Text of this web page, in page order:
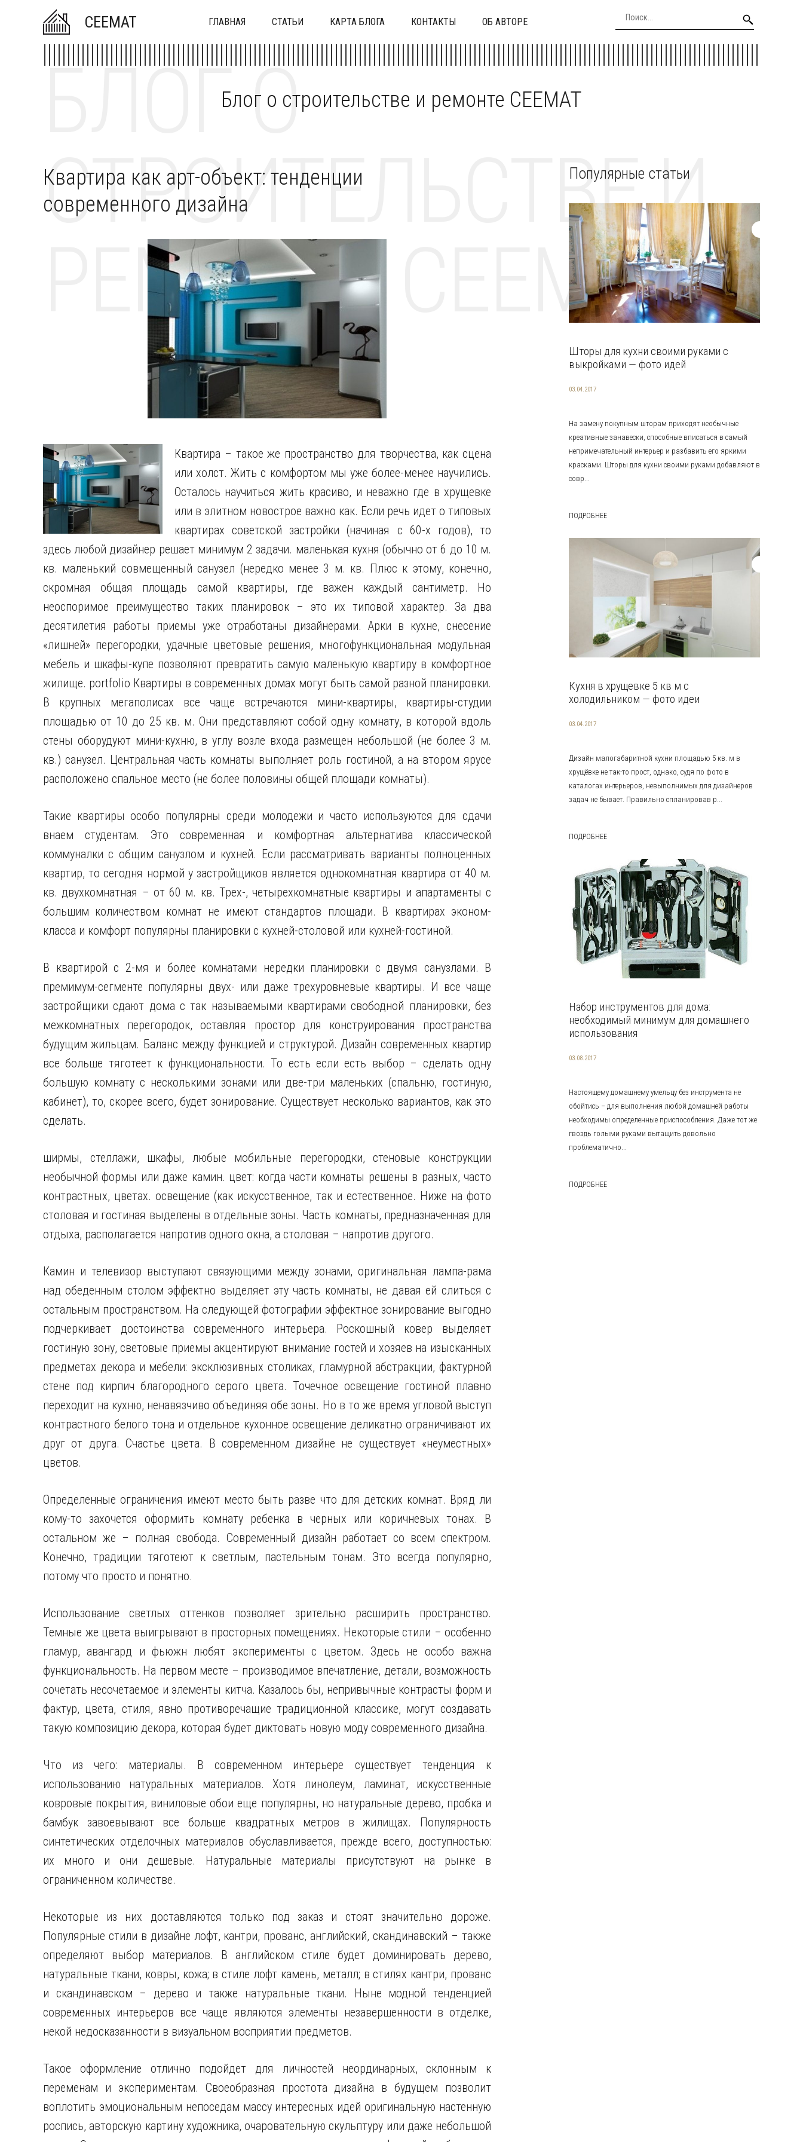
CEEMAT ГЛАВНАЯ СТАТЬИ КАРТА БЛОГА КОНТАКТЫ ОБ АВТОРЕ
Блог о строительстве и ремонте CEEMAT
БЛОГ О
СТРОИТЕЛЬСТВЕ И
РЕМОНТЕ CEEMAT
Квартира как арт-объект: тенденции
современного дизайна
Квартира – такое же пространство для творчества, как сцена
или холст. Жить с комфортом мы уже более-менее научились.
Осталось научиться жить красиво, и неважно где в хрущевке
или в элитном новострое важно как. Если речь идет о типовых
квартирах советской застройки (начиная с 60-х годов), то
здесь любой дизайнер решает минимум 2 задачи. маленькая кухня (обычно от 6 до 10 м.
кв. маленький совмещенный санузел (нередко менее 3 м. кв. Плюс к этому, конечно,
скромная общая площадь самой квартиры, где важен каждый сантиметр. Но
неоспоримое преимущество таких планировок – это их типовой характер. За два
десятилетия работы приемы уже отработаны дизайнерами. Арки в кухне, снесение
«лишней» перегородки, удачные цветовые решения, многофункциональная модульная
мебель и шкафы-купе позволяют превратить самую маленькую квартиру в комфортное
жилище. portfolio Квартиры в современных домах могут быть самой разной планировки.
В крупных мегаполисах все чаще встречаются мини-квартиры, квартиры-студии
площадью от 10 до 25 кв. м. Они представляют собой одну комнату, в которой вдоль
стены оборудуют мини-кухню, в углу возле входа размещен небольшой (не более 3 м.
кв.) санузел. Центральная часть комнаты выполняет роль гостиной, а на втором ярусе
расположено спальное место (не более половины общей площади комнаты).
Такие квартиры особо популярны среди молодежи и часто используются для сдачи
внаем студентам. Это современная и комфортная альтернатива классической
коммуналки с общим санузлом и кухней. Если рассматривать варианты полноценных
квартир, то сегодня нормой у застройщиков является однокомнатная квартира от 40 м.
кв. двухкомнатная – от 60 м. кв. Трех-, четырехкомнатные квартиры и апартаменты с
большим количеством комнат не имеют стандартов площади. В квартирах эконом-
класса и комфорт популярны планировки с кухней-столовой или кухней-гостиной.
В квартирой с 2-мя и более комнатами нередки планировки с двумя санузлами. В
премимум-сегменте популярны двух- или даже трехуровневые квартиры. И все чаще
застройщики сдают дома с так называемыми квартирами свободной планировки, без
межкомнатных перегородок, оставляя простор для конструирования пространства
будущим жильцам. Баланс между функцией и структурой. Дизайн современных квартир
все больше тяготеет к функциональности. То есть если есть выбор – сделать одну
большую комнату с несколькими зонами или две-три маленьких (спальню, гостиную,
кабинет), то, скорее всего, будет зонирование. Существует несколько вариантов, как это
сделать.
ширмы, стеллажи, шкафы, любые мобильные перегородки, стеновые конструкции
необычной формы или даже камин. цвет: когда части комнаты решены в разных, часто
контрастных, цветах. освещение (как искусственное, так и естественное. Ниже на фото
столовая и гостиная выделены в отдельные зоны. Часть комнаты, предназначенная для
отдыха, располагается напротив одного окна, а столовая – напротив другого.
Камин и телевизор выступают связующими между зонами, оригинальная лампа-рама
над обеденным столом эффектно выделяет эту часть комнаты, не давая ей слиться с
остальным пространством. На следующей фотографии эффектное зонирование выгодно
подчеркивает достоинства современного интерьера. Роскошный ковер выделяет
гостиную зону, световые приемы акцентируют внимание гостей и хозяев на изысканных
предметах декора и мебели: эксклюзивных столиках, гламурной абстракции, фактурной
стене под кирпич благородного серого цвета. Точечное освещение гостиной плавно
переходит на кухню, ненавязчиво объединяя обе зоны. Но в то же время угловой выступ
контрастного белого тона и отдельное кухонное освещение деликатно ограничивают их
друг от друга. Счастье цвета. В современном дизайне не существует «неуместных»
цветов.
Определенные ограничения имеют место быть разве что для детских комнат. Вряд ли
кому-то захочется оформить комнату ребенка в черных или коричневых тонах. В
остальном же – полная свобода. Современный дизайн работает со всем спектром.
Конечно, традиции тяготеют к светлым, пастельным тонам. Это всегда популярно,
потому что просто и понятно.
Использование светлых оттенков позволяет зрительно расширить пространство.
Темные же цвета выигрывают в просторных помещениях. Некоторые стили – особенно
гламур, авангард и фьюжн любят эксперименты с цветом. Здесь не особо важна
функциональность. На первом месте – производимое впечатление, детали, возможность
сочетать несочетаемое и элементы китча. Казалось бы, непривычные контрасты форм и
фактур, цвета, стиля, явно противоречащие традиционной классике, могут создавать
такую композицию декора, которая будет диктовать новую моду современного дизайна.
Что из чего: материалы. В современном интерьере существует тенденция к
использованию натуральных материалов. Хотя линолеум, ламинат, искусственные
ковровые покрытия, виниловые обои еще популярны, но натуральные дерево, пробка и
бамбук завоевывают все больше квадратных метров в жилищах. Популярность
синтетических отделочных материалов обуславливается, прежде всего, доступностью:
их много и они дешевые. Натуральные материалы присутствуют на рынке в
ограниченном количестве.
Некоторые из них доставляются только под заказ и стоят значительно дороже.
Популярные стили в дизайне лофт, кантри, прованс, английский, скандинавский – также
определяют выбор материалов. В английском стиле будет доминировать дерево,
натуральные ткани, ковры, кожа; в стиле лофт камень, металл; в стилях кантри, прованс
и скандинавском – дерево и также натуральные ткани. Ныне модной тенденцией
современных интерьеров все чаще являются элементы незавершенности в отделке,
некой недосказанности в визуальном восприятии предметов.
Такое оформление отлично подойдет для личностей неординарных, склонным к
переменам и экспериментам. Своеобразная простота дизайна в будущем позволит
воплотить эмоциональным непоседам массу интересных идей оригинальную настенную
роспись, авторскую картину художника, очаровательную скульптуру или даже небольшой
Популярные статьи
Шторы для кухни своими руками с
выкройками — фото идей
03.04.2017
На замену покупным шторам приходят необычные
креативные занавески, способные вписаться в самый
непримечательный интерьер и разбавить его яркими
красками. Шторы для кухни своими руками добавляют в
совр...
ПОДРОБНЕЕ
Кухня в хрущевке 5 кв м с
холодильником — фото идеи
03.04.2017
Дизайн малогабаритной кухни площадью 5 кв. м в
хрущёвке не так-то прост, однако, судя по фото в
каталогах интерьеров, невыполнимых для дизайнеров
задач не бывает. Правильно спланировав р...
ПОДРОБНЕЕ
Набор инструментов для дома:
необходимый минимум для домашнего
использования
03.08.2017
Настоящему домашнему умельцу без инструмента не
обойтись – для выполнения любой домашней работы
необходимы определенные приспособления. Даже тот же
гвоздь голыми руками вытащить довольно
проблематично...
ПОДРОБНЕЕ